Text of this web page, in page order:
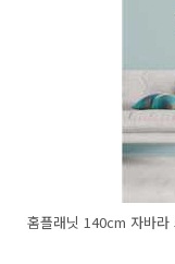
홈플래닛 140cm 자바라